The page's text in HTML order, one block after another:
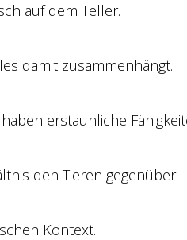
auf dem Teller.
damit zusammenhängt.
erstaunliche
den Tieren gegenüber.
Kontext.